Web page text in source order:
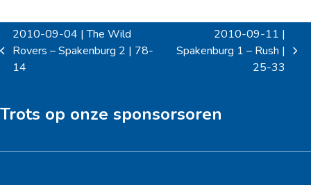
previous
post:
2010-09-04 | The Wild
Rovers – Spakenburg 2 | 78-
14
next
2010-09-11 |
Spakenburg 1 – Rush |
25-33
Trots op onze sponsorsoren